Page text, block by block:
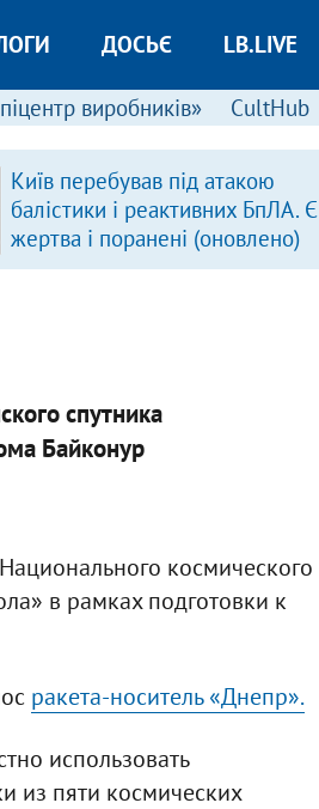
ДОСЬЄ LB.LIVE
виробників» CultHub
Київ перебував під атакою
балістики і реактивних БпЛА. Є
жертва і поранені (оновлено)
спутника
Байконур
космического
в рамках подготовки к
ракета-носитель «Днепр».
использовать
из пяти космических